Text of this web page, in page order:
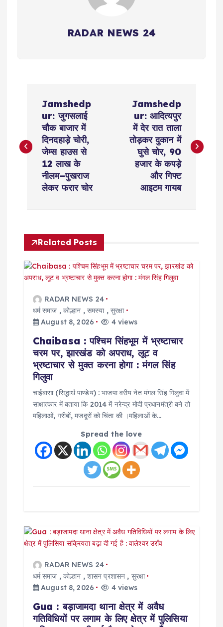
RADAR NEWS 24
s
v
Jamshedp
ur: जुगसलाई
चौक बाजार में
दिनदहाड़े चोरी,
जेम्स हाउस से
12 लाख के
नीलम–पुखराज
लेकर फरार चोर
Jamshedp
ur: आदित्यपुर
में देर रात ताला
तोड़कर दुकान में
घुसे चोर, 90
हजार के कपड़े
और गिफ्ट
आइटम गायब
Related Posts
RADAR NEWS 24
धर्म समाज ,कोल्हान , समस्या, सुरक्षा
August 8, 2026
4 views
Chaibasa : पश्चिम सिंहभूम में भ्रष्टाचार
चरम पर, झारखंड को अपराध, लूट व
भ्रष्टाचार से मुक्त करना होगा : मंगल सिंह
गिलुवा
चाईबासा (सिद्धार्थ पाण्डेय) : भाजपा वरीय नेत मंगल सिंह गिलुवा में
साक्षात्कार में बताया कि 2014 में नरेन्द्र मोदी प्रधानमंत्री बने तो
महिलाओं, गरीबों, मजदूरों को चिंता की ।महिलाओं के…
Spread the love
RADAR NEWS 24
धर्म समाज ,कोल्हान , शासन प्रशासन , सुरक्षा
August 8, 2026
4 views
Gua : बड़ाजामदा थाना क्षेत्र में अवैध
गतिविधियों पर लगाम के लिए क्षेत्र में पुलिसिया